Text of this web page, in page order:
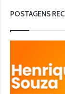
POSTAGENS